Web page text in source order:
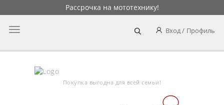
Рассрочка на мототехнику!
Вход Профиль
Главное
Покупка выгодна для всей семьи!